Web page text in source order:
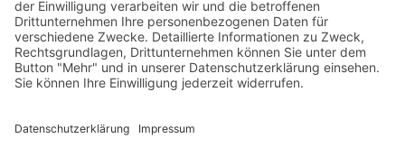
Zahlung und Versand
Datenschutz
Fernabsatz
Widerrufsrecht bei Reparatur